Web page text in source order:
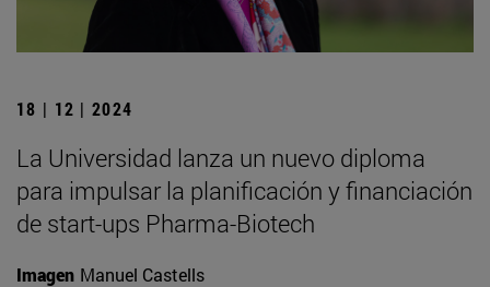
18 | 12 | 2024
La Universidad lanza un nuevo diploma
para impulsar la planificación y financiación
de start-ups Pharma-Biotech
Imagen Manuel Castells